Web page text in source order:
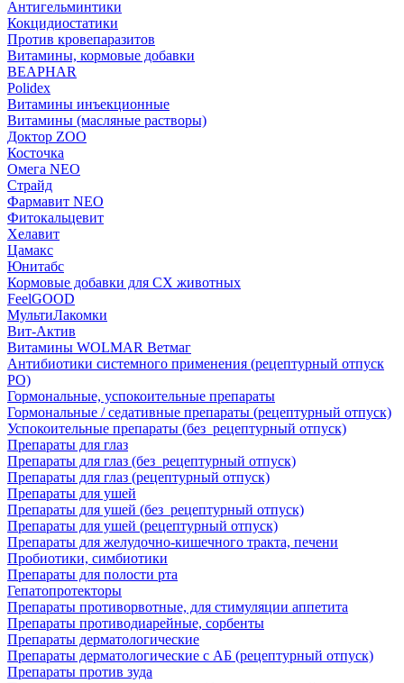
Антигельминтики
Кокцидиостатики
Против кровепаразитов
Витамины, кормовые добавки
BEAPHAR
Polidex
Витамины инъекционные
Витамины (масляные растворы)
Доктор ZOO
Косточка
Омега NEO
Страйд
Фармавит NEO
Фитокальцевит
Хелавит
Цамакс
Юнитабс
Кормовые добавки для СХ животных
FeelGOOD
МультиЛакомки
Вит-Актив
Витамины WOLMAR Ветмаг
Антибиотики системного применения (рецептурный отпуск
РО)
Гормональные, успокоительные препараты
Гормональные / седативные препараты (рецептурный отпуск)
Успокоительные препараты (без_рецептурный отпуск)
Препараты для глаз
Препараты для глаз (без_рецептурный отпуск)
Препараты для глаз (рецептурный отпуск)
Препараты для ушей
Препараты для ушей (без_рецептурный отпуск)
Препараты для ушей (рецептурный отпуск)
Препараты для желудочно-кишечного тракта, печени
Пробиотики, симбиотики
Препараты для полости рта
Гепатопротекторы
Препараты противорвотные, для стимуляции аппетита
Препараты противодиарейные, сорбенты
Препараты дерматологические
Препараты дерматологические с АБ (рецептурный отпуск)
Препараты против зуда